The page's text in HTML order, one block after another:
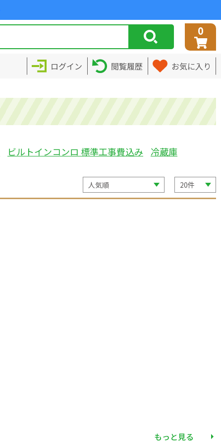
0
ログイン 閲覧履歴 お気に入り
ビルトインコンロ 標準工事費込み 冷蔵庫
もっと見る